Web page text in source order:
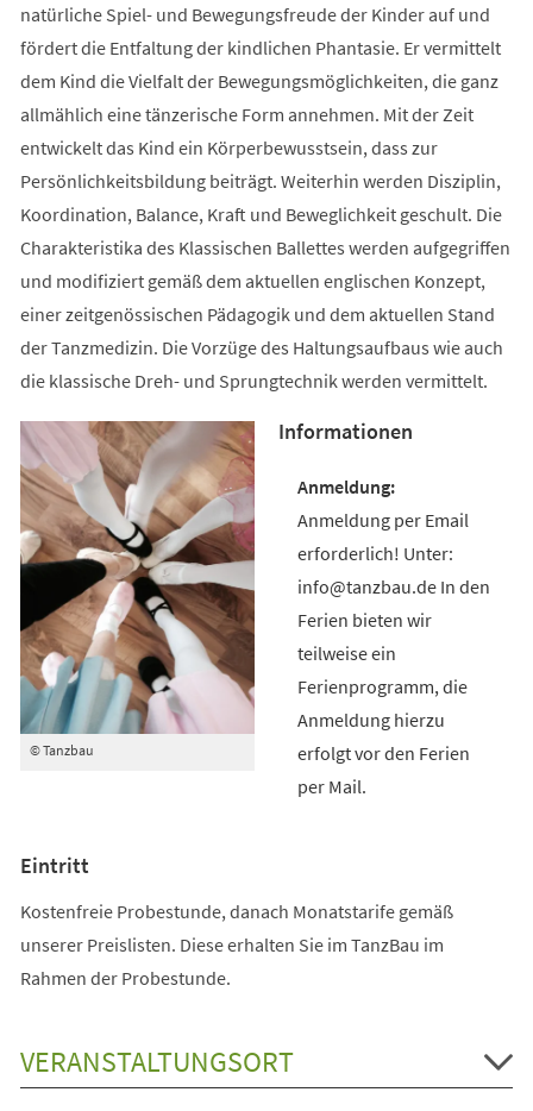
natürliche Spiel- und Bewegungsfreude der Kinder auf und
fördert die Entfaltung der kindlichen Phantasie. Er vermittelt
dem Kind die Vielfalt der Bewegungsmöglichkeiten, die ganz
allmählich eine tänzerische Form annehmen. Mit der Zeit
entwickelt das Kind ein Körperbewusstsein, dass zur
Persönlichkeitsbildung beiträgt. Weiterhin werden Disziplin,
Koordination, Balance, Kraft und Beweglichkeit geschult. Die
Charakteristika des Klassischen Ballettes werden aufgegriffen
und modifiziert gemäß dem aktuellen englischen Konzept,
einer zeitgenössischen Pädagogik und dem aktuellen Stand
der Tanzmedizin. Die Vorzüge des Haltungsaufbaus wie auch
die klassische Dreh- und Sprungtechnik werden vermittelt.
© Tanzbau
Informationen
Anmeldung per Email
erforderlich! Unter:
info@tanzbau.de In den
Ferien bieten wir
teilweise ein
Ferienprogramm, die
Anmeldung hierzu
erfolgt vor den Ferien
per Mail.
Eintritt
Kostenfreie Probestunde, danach Monatstarife gemäß
unserer Preislisten. Diese erhalten Sie im TanzBau im
Rahmen der Probestunde.
VERANSTALTUNGSORT